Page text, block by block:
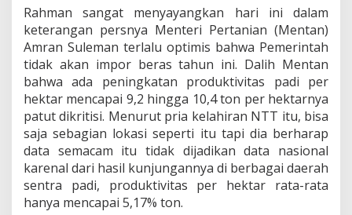
,
5
J
u
t
a
T
o
n
B
e
r
a
s
Rahman sangat menyayangkan hari ini dalam
keterangan persnya Menteri Pertanian (Mentan)
Amran Suleman terlalu optimis bahwa Pemerintah
tidak akan impor beras tahun ini. Dalih Mentan
bahwa ada peningkatan produktivitas padi per
hektar mencapai 9,2 hingga 10,4 ton per hektarnya
patut dikritisi. Menurut pria kelahiran NTT itu, bisa
saja sebagian lokasi seperti itu tapi dia berharap
data semacam itu tidak dijadikan data nasional
karenal dari hasil kunjungannya di berbagai daerah
sentra padi, produktivitas per hektar rata-rata
hanya mencapai 5,17% ton.